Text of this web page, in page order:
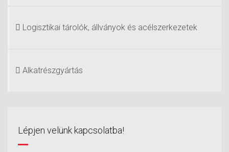
Logisztikai tárolók, állványok és acélszerkezetek
Alkatrészgyártás
Lépjen velünk kapcsolatba!